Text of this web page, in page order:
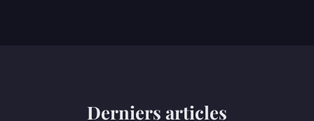
Derniers articles